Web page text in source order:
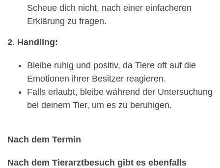
Scheue dich nicht, nach einer einfacheren
Erklärung zu fragen.
2. Handling:
Bleibe ruhig und positiv, da Tiere oft auf die
Emotionen ihrer Besitzer reagieren.
Falls erlaubt, bleibe während der Untersuchung
bei deinem Tier, um es zu beruhigen.
Nach dem Termin
Nach dem Tierarztbesuch gibt es ebenfalls